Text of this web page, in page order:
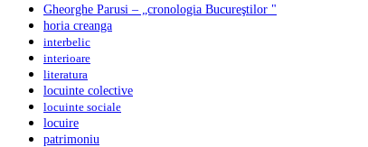
Gheorghe Parusi – „cronologia Bucureştilor "
horia creanga
interbelic
interioare
literatura
locuinte colective
locuinte sociale
locuire
patrimoniu